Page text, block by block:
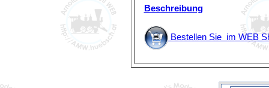
Beschreibung
Bestellen Sie im WEB